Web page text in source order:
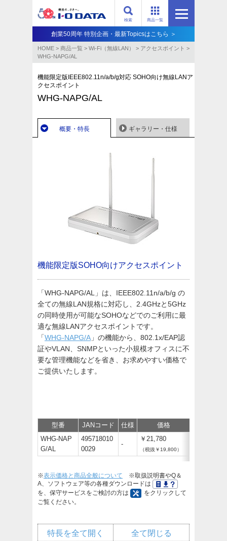
商品一覧
検索
創業50周年 特別企画・最新Topicsはこちら ＞
HOME > 商品一覧 > Wi-Fi（無線LAN） > アクセスポイント >
WHG-NAPG/AL
機能限定版IEEE802.11n/a/b/g対応 SOHO向け無線LANア
クセスポイント
WHG-NAPG/AL
概要・特長 ギャラリー・仕様
機能限定版SOHO向けアクセスポイント
「WHG-NAPG/AL」は、IEEE802.11n/a/b/g の
全ての無線LAN規格に対応し、2.4GHzと5GHz
の同時使用が可能なSOHOなどでのご利用に最
適な無線LANアクセスポイントです。
「WHG-NAPG/A 」の機能から、802.1x/EAP認
証やVLAN、SNMPといった小規模オフィスに不
要な管理機能などを省き、お求めやすい価格で
ご提供いたします。
型番 JANコード 仕様 価格
WHG-NAP
G/AL
495718010
0029
-
￥21,780
（税抜￥19,800）
※表示価格と商品全般について ※取扱説明書やQ＆
A、ソフトウェア等の各種ダウンロードは
を、保守サービスをご検討の方は
をクリックして
ご覧ください。
全て閉じる
特長を全て開く